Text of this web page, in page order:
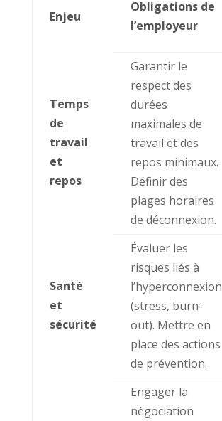
Enjeu
Obligations de
l’employeur
Temps
de
travail
et
repos
Garantir le
respect des
durées
maximales de
travail et des
repos minimaux.
Définir des
plages horaires
de déconnexion.
Santé
et
sécurité
Évaluer les
risques liés à
l’hyperconnexion
(stress, burn-
out). Mettre en
place des actions
de prévention.
Engager la
négociation